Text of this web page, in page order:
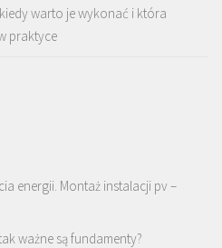
warto je wykonać i która
praktyce
energii. Montaż instalacji pv –
ważne są fundamenty?